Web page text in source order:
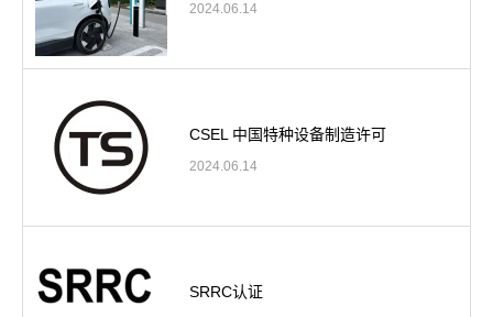
2024.06.14
CSEL 中国特种设备制造许可
2024.06.14
SRRC认证